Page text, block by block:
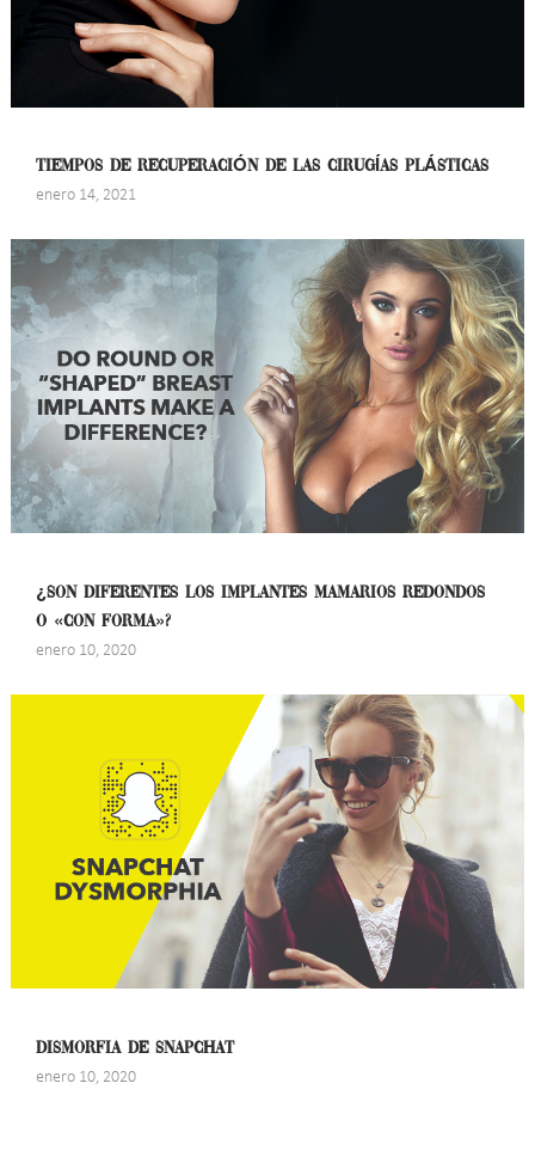
TIEMPOS DE RECUPERACIÓN DE LAS CIRUGÍAS PLÁSTICAS
enero 14, 2021
¿SON DIFERENTES LOS IMPLANTES MAMARIOS REDONDOS
O «CON FORMA»?
enero 10, 2020
DISMORFIA DE SNAPCHAT
enero 10, 2020